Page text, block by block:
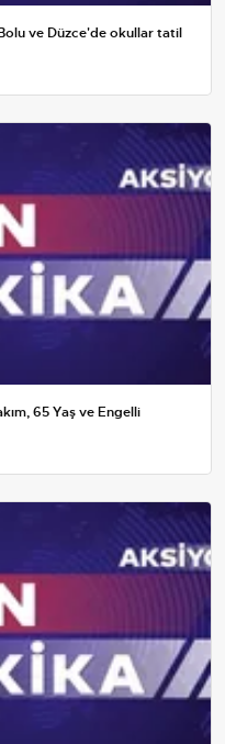
ve Düzce'de okullar tatil
65 Yaş ve Engelli